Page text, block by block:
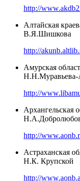
http://
Алтайская
В.Я.Шишкова
http://
Амурская
Н.Н.Муравьева-
http://
Архангельская
http://
Астраханская
Н.К. Крупской
http://